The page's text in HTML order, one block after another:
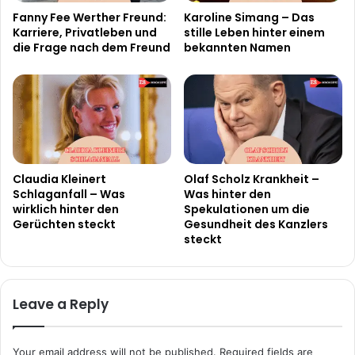
Fanny Fee Werther Freund:
Karriere, Privatleben und
die Frage nach dem Freund
Karoline Simang – Das
stille Leben hinter einem
bekannten Namen
Claudia Kleinert
Schlaganfall – Was
wirklich hinter den
Gerüchten steckt
Olaf Scholz Krankheit –
Was hinter den
Spekulationen um die
Gesundheit des Kanzlers
steckt
Leave a Reply
Your email address will not be published. Required fields are